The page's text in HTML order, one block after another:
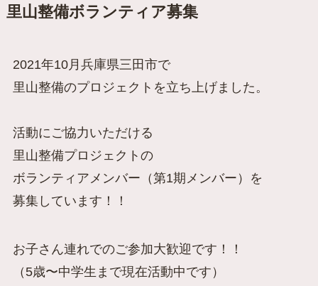
里山整備ボランティア募集
2021年10月兵庫県三田市で
里山整備のプロジェクトを立ち上げました。
活動にご協力いただける
里山整備プロジェクトの
ボランティアメンバー（第1期メンバー）を
募集しています！！
お子さん連れでのご参加大歓迎です！！
（5歳〜中学生まで現在活動中です）